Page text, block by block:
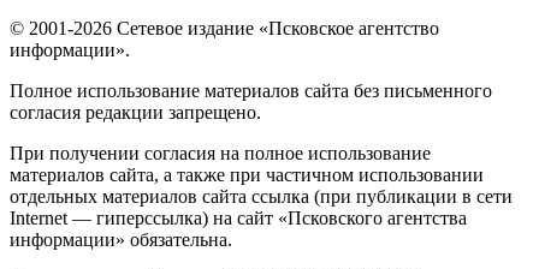
© 2001-2026 Сетевое издание «Псковское агентство
информации».
Полное использование материалов сайта без письменного
согласия редакции запрещено.
При получении согласия на полное использование
материалов сайта, а также при частичном использовании
отдельных материалов сайта ссылка (при публикации в сети
Internet — гиперссылка) на сайт «Псковского агентства
информации» обязательна.